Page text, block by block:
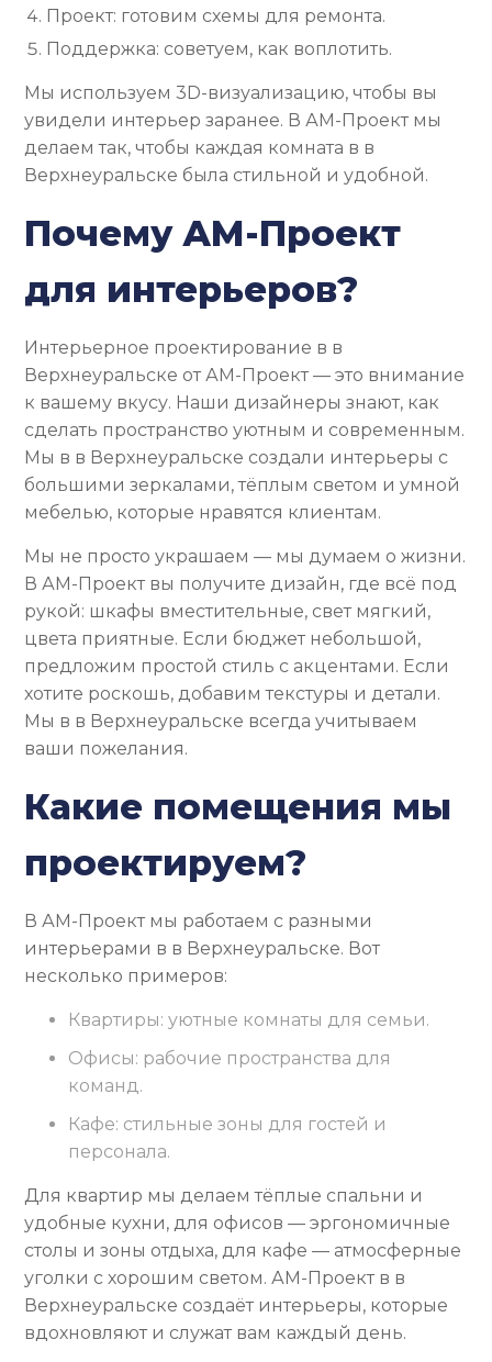
Проект: готовим схемы для ремонта.
Поддержка: советуем, как воплотить.
Мы используем 3D-визуализацию, чтобы вы
увидели интерьер заранее. В АМ-Проект мы
делаем так, чтобы каждая комната в в
Верхнеуральске была стильной и удобной.
Почему АМ-Проект
для интерьеров?
Интерьерное проектирование в в
Верхнеуральске от АМ-Проект — это внимание
к вашему вкусу. Наши дизайнеры знают, как
сделать пространство уютным и современным.
Мы в в Верхнеуральске создали интерьеры с
большими зеркалами, тёплым светом и умной
мебелью, которые нравятся клиентам.
Мы не просто украшаем — мы думаем о жизни.
В АМ-Проект вы получите дизайн, где всё под
рукой: шкафы вместительные, свет мягкий,
цвета приятные. Если бюджет небольшой,
предложим простой стиль с акцентами. Если
хотите роскошь, добавим текстуры и детали.
Мы в в Верхнеуральске всегда учитываем
ваши пожелания.
Какие помещения мы
проектируем?
В АМ-Проект мы работаем с разными
интерьерами в в Верхнеуральске. Вот
несколько примеров:
Квартиры: уютные комнаты для семьи.
Офисы: рабочие пространства для
команд.
Кафе: стильные зоны для гостей и
персонала.
Для квартир мы делаем тёплые спальни и
удобные кухни, для офисов — эргономичные
столы и зоны отдыха, для кафе — атмосферные
уголки с хорошим светом. АМ-Проект в в
Верхнеуральске создаёт интерьеры, которые
вдохновляют и служат вам каждый день.